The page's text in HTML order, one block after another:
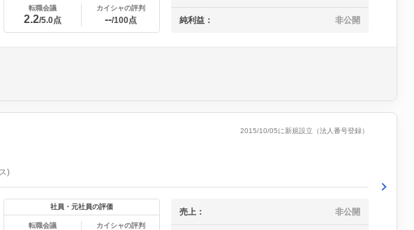
転職会議
2.2/5.0点
カイシャの評判
--/100点 純利益： 非公開
2015/10/05に新規設立（法人番号登録）
)
社員・元社員の評価
転職会議 カイシャの評判
売上： 非公開